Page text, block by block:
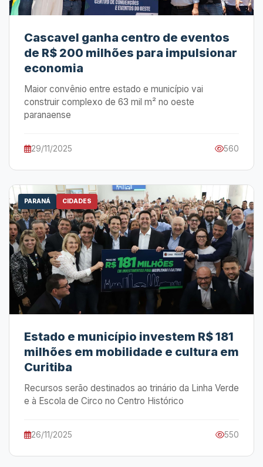
Cascavel ganha centro de eventos
de R$ 200 milhões para impulsionar
economia
Maior convênio entre estado e município vai
construir complexo de 63 mil m² no oeste
paranaense
29/11/2025 560
PARANÁ CIDADES
Estado e município investem R$ 181
milhões em mobilidade e cultura em
Curitiba
Recursos serão destinados ao trinário da Linha Verde
e à Escola de Circo no Centro Histórico
26/11/2025 550